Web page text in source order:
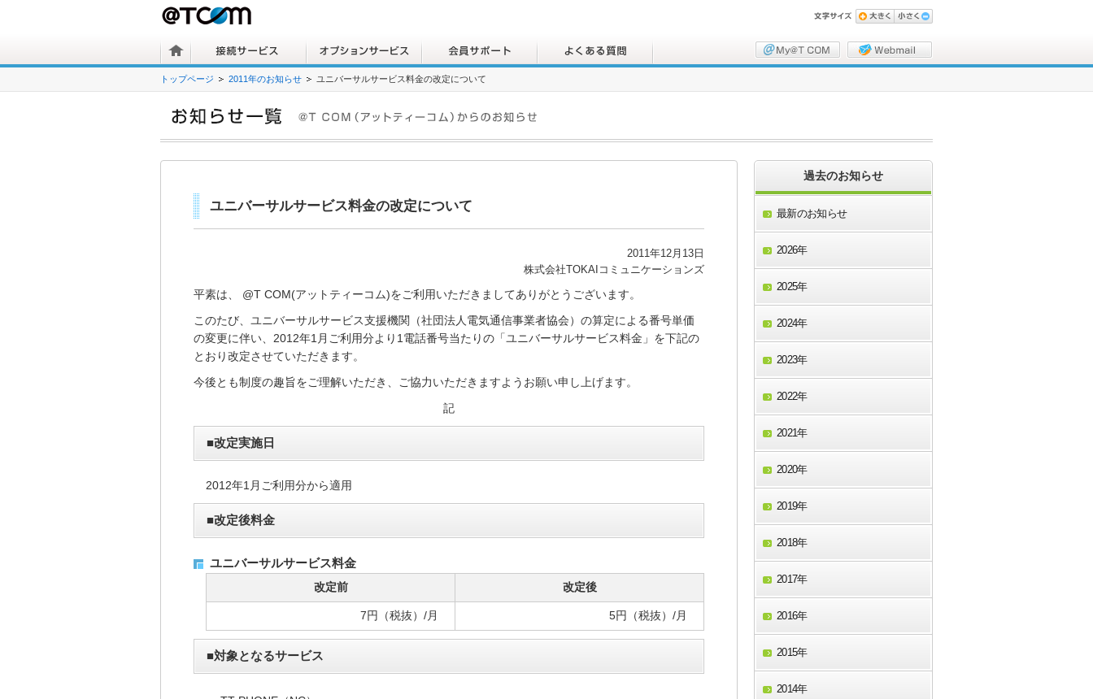
トップページ 2011年のお知らせ ユニバーサルサービス料金の改定について
過去のお知らせ
最新のお知らせ
2026年
2025年
2024年
2023年
2022年
2021年
2020年
2019年
2018年
2017年
2016年
2015年
2014年
ユニバーサルサービス料金の改定について
2011年12月13日
株式会社TOKAIコミュニケーションズ
平素は、 @T COM(アットティーコム)をご利用いただきましてありがとうございます。
このたび、ユニバーサルサービス支援機関（社団法人電気通信事業者協会）の算定による番号単価
の変更に伴い、2012年1月ご利用分より1電話番号当たりの「ユニバーサルサービス料金」を下記の
とおり改定させていただきます。
今後とも制度の趣旨をご理解いただき、ご協力いただきますようお願い申し上げます。
記
■改定実施日
2012年1月ご利用分から適用
■改定後料金
ユニバーサルサービス料金
改定前 改定後
7円（税抜）/月 5円（税抜）/月
■対象となるサービス